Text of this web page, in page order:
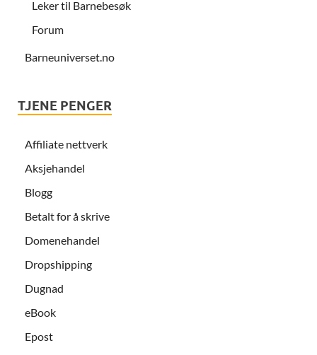
Leker til Barnebesøk
Forum
Barneuniverset.no
TJENE PENGER
Affiliate nettverk
Aksjehandel
Blogg
Betalt for å skrive
Domenehandel
Dropshipping
Dugnad
eBook
Epost